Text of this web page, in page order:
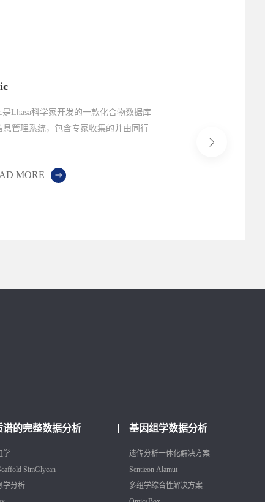
是Lhasa科学家开发的一款化合物数据库
息管理系统，包含专家收集的并由同行
据信息的检索通道。
MORE
的致突变性进
谱的完整数据分析
学
SimGlycan
学分析
基因组学数据分析
遗传分析一体化解决方案
Sentieon Alamut
多组学综合性解决方案